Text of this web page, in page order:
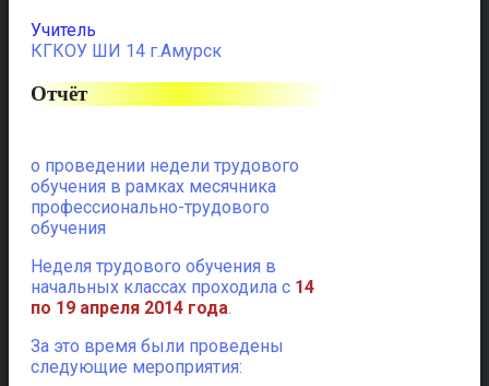
Учитель
КГКОУ ШИ 14 г.Амурск
Отчёт
о проведении недели трудового
обучения в рамках месячника
профессионально-трудового
обучения
Неделя трудового обучения в
начальных классах проходила с 14
по 19 апреля 2014 года.
За это время были проведены
следующие мероприятия: